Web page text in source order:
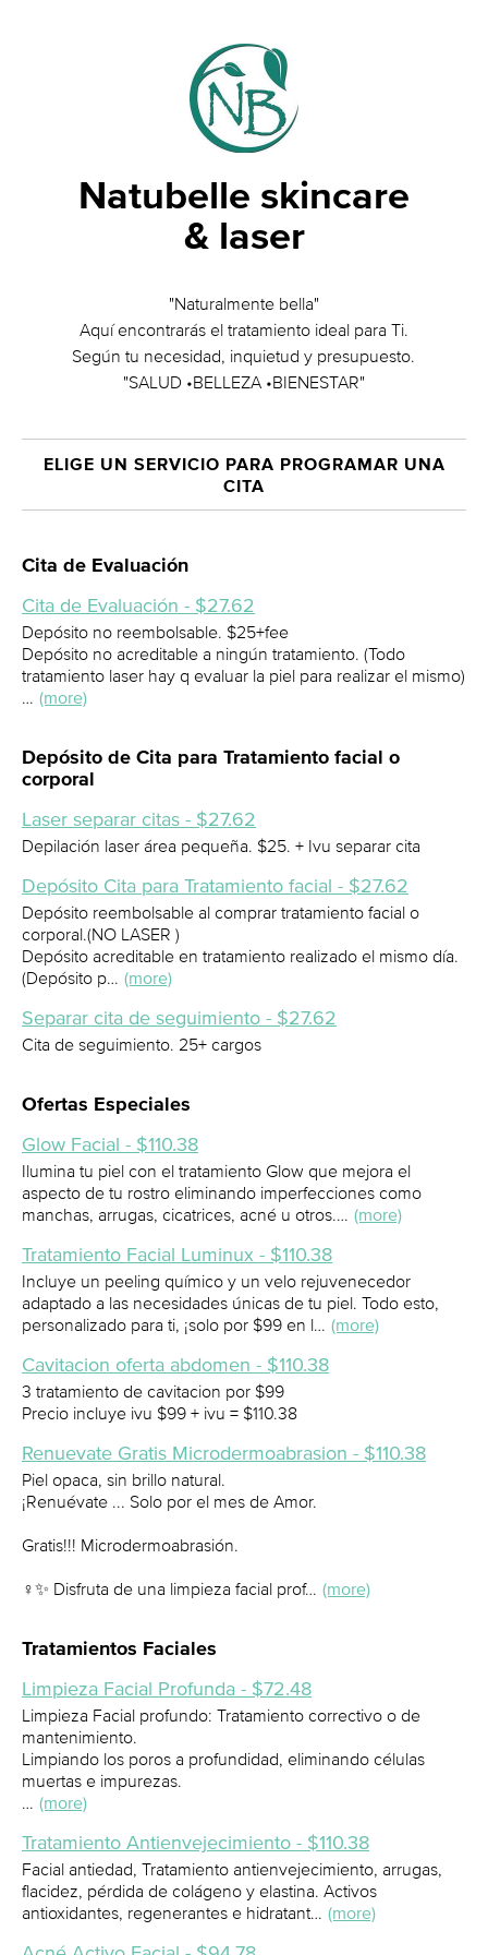
Natubelle skincare
& laser
"Naturalmente bella"
Aquí encontrarás el tratamiento ideal para Ti.
Según tu necesidad, inquietud y presupuesto.
"SALUD •BELLEZA •BIENESTAR"
ELIGE UN SERVICIO PARA PROGRAMAR UNA
CITA
Cita de Evaluación
Cita de Evaluación - $27.62
Depósito no reembolsable. $25+fee
Depósito no acreditable a ningún tratamiento. (Todo
tratamiento laser hay q evaluar la piel para realizar el mismo)
… (more)
Depósito de Cita para Tratamiento facial o
corporal
Laser separar citas - $27.62
Depilación laser área pequeña. $25. + Ivu separar cita
Depósito Cita para Tratamiento facial - $27.62
Depósito reembolsable al comprar tratamiento facial o
corporal.(NO LASER )
Depósito acreditable en tratamiento realizado el mismo día.
(Depósito p… (more)
Separar cita de seguimiento - $27.62
Cita de seguimiento. 25+ cargos
Ofertas Especiales
Glow Facial - $110.38
Ilumina tu piel con el tratamiento Glow que mejora el
aspecto de tu rostro eliminando imperfecciones como
manchas, arrugas, cicatrices, acné u otros.… (more)
Tratamiento Facial Luminux - $110.38
Incluye un peeling químico y un velo rejuvenecedor
adaptado a las necesidades únicas de tu piel. Todo esto,
personalizado para ti, ¡solo por $99 en l… (more)
Cavitacion oferta abdomen - $110.38
3 tratamiento de cavitacion por $99
Precio incluye ivu $99 + ivu = $110.38
Renuevate Gratis Microdermoabrasion - $110.38
Piel opaca, sin brillo natural.
¡Renuévate ... Solo por el mes de Amor.
Gratis!!! Microdermoabrasión.
‍♀️✨ Disfruta de una limpieza facial prof… (more)
Tratamientos Faciales
Limpieza Facial Profunda - $72.48
Limpieza Facial profundo: Tratamiento correctivo o de
mantenimiento.
Limpiando los poros a profundidad, eliminando células
muertas e impurezas.
… (more)
Tratamiento Antienvejecimiento - $110.38
Facial antiedad, Tratamiento antienvejecimiento, arrugas,
flacidez, pérdida de colágeno y elastina. Activos
antioxidantes, regenerantes e hidratant… (more)